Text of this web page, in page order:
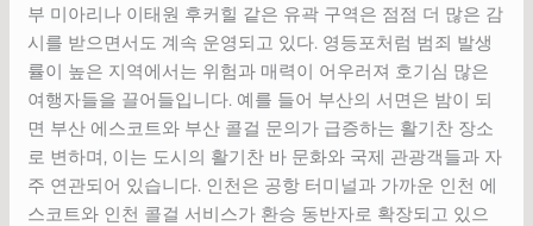
부 미아리나 이태원 후커힐 같은 유곽 구역은 점점 더 많은 감
시를 받으면서도 계속 운영되고 있다. 영등포처럼 범죄 발생
률이 높은 지역에서는 위험과 매력이 어우러져 호기심 많은
여행자들을 끌어들입니다. 예를 들어 부산의 서면은 밤이 되
면 부산 에스코트와 부산 콜걸 문의가 급증하는 활기찬 장소
로 변하며, 이는 도시의 활기찬 바 문화와 국제 관광객들과 자
주 연관되어 있습니다. 인천은 공항 터미널과 가까운 인천 에
스코트와 인천 콜걸 서비스가 환승 동반자로 확장되고 있으